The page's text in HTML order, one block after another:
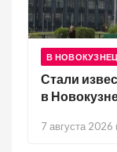
В
Стали
в
7 августа 2026